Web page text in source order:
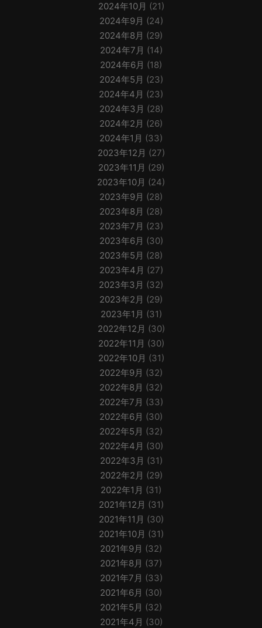
2024年10月 (21)
2024年9月 (24)
2024年8月 (29)
2024年7月 (14)
2024年6月 (18)
2024年5月 (23)
2024年4月 (23)
2024年3月 (28)
2024年2月 (26)
2024年1月 (33)
2023年12月 (27)
2023年11月 (29)
2023年10月 (24)
2023年9月 (28)
2023年8月 (28)
2023年7月 (23)
2023年6月 (30)
2023年5月 (28)
2023年4月 (27)
2023年3月 (32)
2023年2月 (29)
2023年1月 (31)
2022年12月 (30)
2022年11月 (30)
2022年10月 (31)
2022年9月 (32)
2022年8月 (32)
2022年7月 (33)
2022年6月 (30)
2022年5月 (32)
2022年4月 (30)
2022年3月 (31)
2022年2月 (29)
2022年1月 (31)
2021年12月 (31)
2021年11月 (30)
2021年10月 (31)
2021年9月 (32)
2021年8月 (37)
2021年7月 (33)
2021年6月 (30)
2021年5月 (32)
2021年4月 (30)